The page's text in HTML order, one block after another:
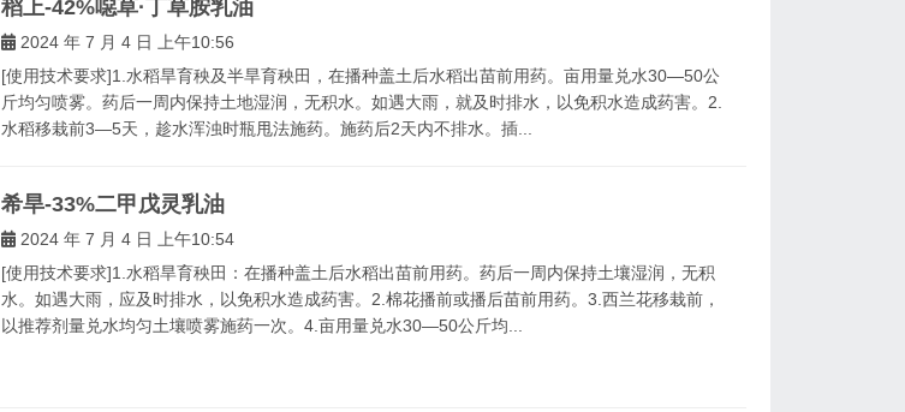
稻上-42%噁草·丁草胺乳油
2024 年 7 月 4 日 上午10:56
[使用技术要求]1.水稻旱育秧及半旱育秧田，在播种盖土后水稻出苗前用药。亩用量兑水30—50公
斤均匀喷雾。药后一周内保持土地湿润，无积水。如遇大雨，就及时排水，以免积水造成药害。2.
水稻移栽前3—5天，趁水浑浊时瓶甩法施药。施药后2天内不排水。插...
希旱-33%二甲戊灵乳油
2024 年 7 月 4 日 上午10:54
[使用技术要求]1.水稻旱育秧田：在播种盖土后水稻出苗前用药。药后一周内保持土壤湿润，无积
水。如遇大雨，应及时排水，以免积水造成药害。2.棉花播前或播后苗前用药。3.西兰花移栽前，
以推荐剂量兑水均匀土壤喷雾施药一次。4.亩用量兑水30—50公斤均...